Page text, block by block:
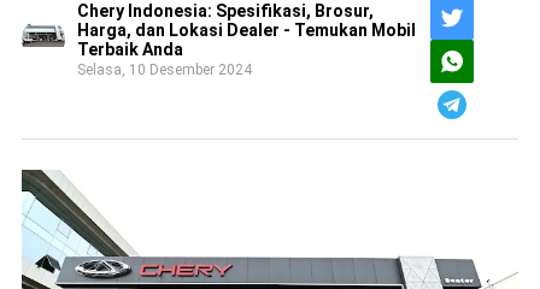
Chery Indonesia: Spesifikasi, Brosur,
Harga, dan Lokasi Dealer - Temukan Mobil
Terbaik Anda
Selasa, 10 Desember 2024